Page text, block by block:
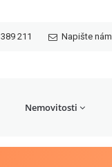
211 Napište nám
Nemovitosti